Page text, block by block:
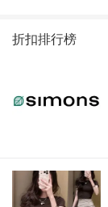
折扣排行榜